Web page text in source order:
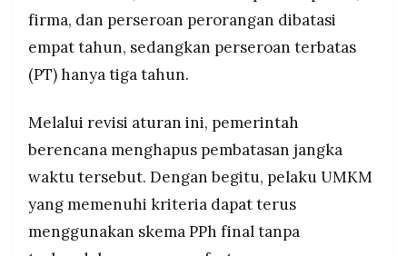
firma, dan perseroan perorangan dibatasi
empat tahun, sedangkan perseroan terbatas
(PT) hanya tiga tahun.
Melalui revisi aturan ini, pemerintah
berencana menghapus pembatasan jangka
waktu tersebut. Dengan begitu, pelaku UMKM
yang memenuhi kriteria dapat terus
menggunakan skema PPh final tanpa